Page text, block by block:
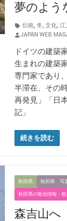
夢のよう
伝統, 冬, 文化, 江
JAPAN WEB
ドイツの建築
生まれの建築
専門家であり
半滞在、その
再発見」「日
記」
続きを読む
秋田県 秋田県 写
秋田県の観光情報・
森吉山へ